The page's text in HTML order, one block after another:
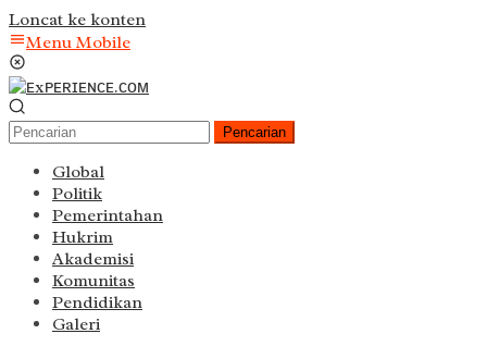
Loncat ke konten
Menu Mobile
Pencarian
Global
Politik
Pemerintahan
Hukrim
Akademisi
Komunitas
Pendidikan
Galeri